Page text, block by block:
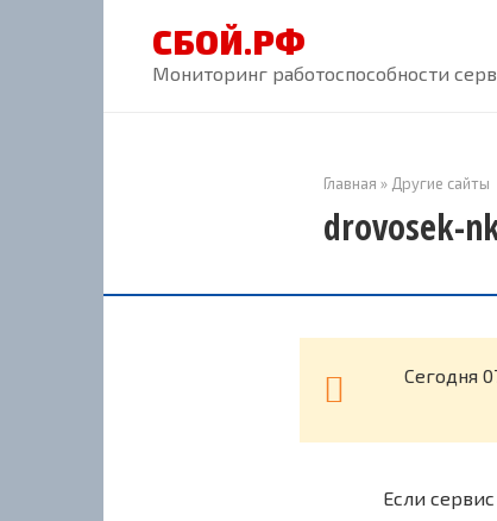
СБОЙ.РФ
Мониторинг работоспособности
Главная » Другие сайты
drovosek-
Cегодня
Если